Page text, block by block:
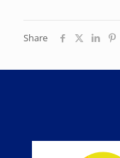
Share